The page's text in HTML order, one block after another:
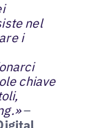
nel
i
chiave
–